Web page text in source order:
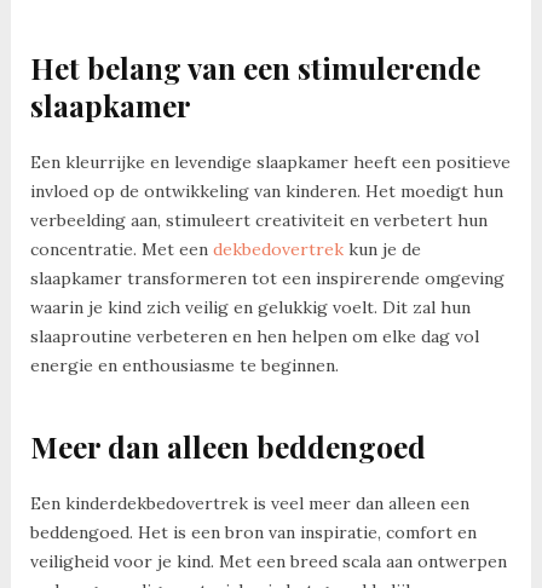
Het belang van een stimulerende
slaapkamer
Een kleurrijke en levendige slaapkamer heeft een positieve
invloed op de ontwikkeling van kinderen. Het moedigt hun
verbeelding aan, stimuleert creativiteit en verbetert hun
concentratie. Met een dekbedovertrekkun je de
slaapkamer transformeren tot een inspirerende omgeving
waarin je kind zich veilig en gelukkig voelt. Dit zal hun
slaaproutine verbeteren en hen helpen om elke dag vol
energie en enthousiasme te beginnen.
Meer dan alleen beddengoed
Een kinderdekbedovertrek is veel meer dan alleen een
beddengoed. Het is een bron van inspiratie, comfort en
veiligheid voor je kind. Met een breed scala aan ontwerpen